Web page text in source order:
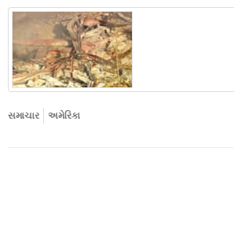
સમાચાર અમેરિકા